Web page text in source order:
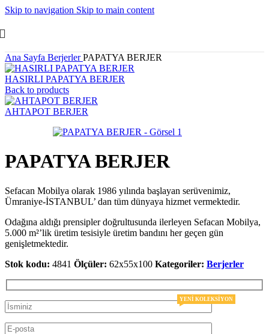
Skip to navigation Skip to main content
Ana Sayfa BerjerlerPAPATYA BERJER
HASIRLI PAPATYA BERJER
Back to products
AHTAPOT BERJER
PAPATYA BERJER
Sefacan Mobilya olarak 1986 yılında başlayan serüvenimiz,
Ümraniye-İSTANBUL’ dan tüm dünyaya hizmet vermektedir.
Odağına aldığı prensipler doğrultusunda ilerleyen Sefacan Mobilya,
5.000 m²’lik üretim tesisiyle üretim bandını her geçen gün
genişletmektedir.
Stok kodu: 4841 Ölçüler: 62x55x100 Kategoriler: Berjerler
YENI KOLEKSIYON